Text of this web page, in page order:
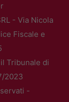
- Via Nicola
Fiscale e
Tribunale di
2023
-